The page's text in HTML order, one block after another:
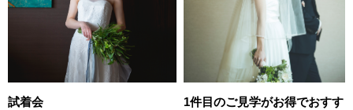
試着会
1件目のご見学がお得でおすす